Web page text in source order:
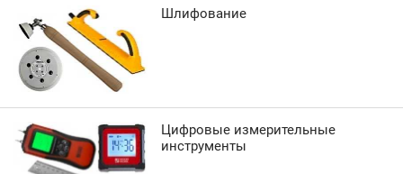
Шлифование
Цифровые измерительные
инструменты